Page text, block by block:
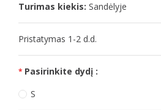
Turimas kiekis: Sandėlyje
Pristatymas 1-2 d.d.
Pasirinkite dydį :
S